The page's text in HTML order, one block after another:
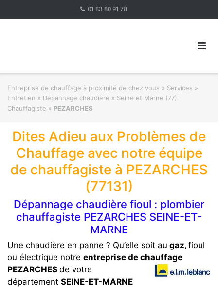
01 83 80 91 78
Entreprise de chauffage à proximité de chez vous » Services »
Entretien » Dépannage chaudière » Seine et Marne (77)
Chauffagiste » PEZARCHES
Dites Adieu aux Problèmes de
Chauffage avec notre équipe
de chauffagiste à PEZARCHES
(77131)
Dépannage chaudière fioul : plombier
chauffagiste PEZARCHES SEINE-ET-
MARNE
Une chaudière en panne ? Qu’elle soit au gaz, fioul
ou électrique notre entreprise de chauffage
PEZARCHES de votre
département SEINE-ET-MARNE